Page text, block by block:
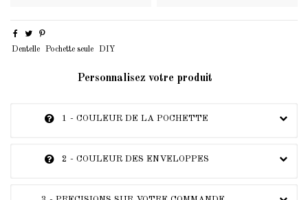
Dentelle Pochette seule DIY
Personnalisez votre produit
1 - COULEUR DE LA POCHETTE
2 - COULEUR DES ENVELOPPES